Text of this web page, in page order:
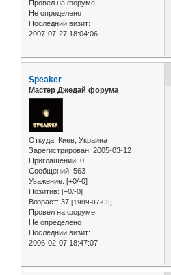
Провел на форуме:
Не определено
Последний визит:
2007-07-27 18:04:06
Speaker
Мастер Джедай форума
Откуда: Киев, Украина
Зарегистрирован: 2005-03-12
Приглашений: 0
Сообщений: 563
Уважение: [+0/-0]
Позитив: [+0/-0]
Возраст: 37 [1989-07-03]
Провел на форуме:
Не определено
Последний визит:
2006-02-07 18:47:07